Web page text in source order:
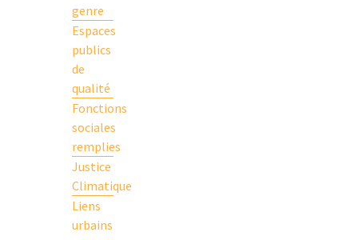
genre
Espaces
publics
de
qualité
Fonctions
sociales
remplies
Justice
Climatique
Liens
urbains